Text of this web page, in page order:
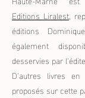
Editions Liralest,
éditions
également
desservies par
D'autres livres en
proposés sur cette